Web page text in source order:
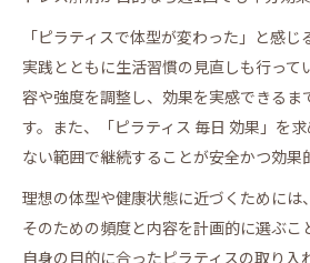
「ピラティスで体型が変わった」と感
実践とともに生活習慣の見直しも行って
容や強度を調整し、効果を実感できるま
す。また、「ピラティス 毎日 効果」を
ない範囲で継続することが安全かつ効果
理想の体型や健康状態に近づくためには
そのための頻度と内容を計画的に選ぶこ
自身の目的に合ったピラティスの取り入